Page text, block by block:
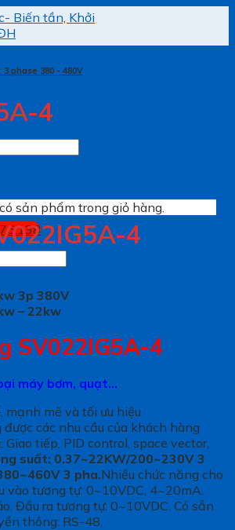
sản phẩm trong giỏ hàng.
phase 380 - 480V
4
4
3p 380V
– 22kw
SV022IG5A-4
máy bơm, quạt…
mạnh mẽ và tối ưu hiệu
được các nhu cầu của khách hàng
Giao tiếp, PID control, space vector,
suất: 0.37~22KW/200~230V 3
3 pha.Nhiều chức năng cho
vào tương tự: 0~10VDC, 4~20mA.
Đầu ra tương tự: 0~10VDC. Có sẵn
thông: RS-48.